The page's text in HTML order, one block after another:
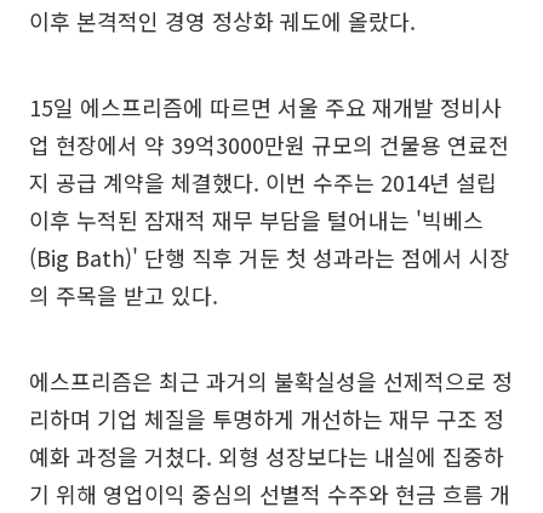
이후 본격적인 경영 정상화 궤도에 올랐다.
15일 에스프리즘에 따르면 서울 주요 재개발 정비사
업 현장에서 약 39억3000만원 규모의 건물용 연료전
지 공급 계약을 체결했다. 이번 수주는 2014년 설립
이후 누적된 잠재적 재무 부담을 털어내는 '빅베스
(Big Bath)' 단행 직후 거둔 첫 성과라는 점에서 시장
의 주목을 받고 있다.
에스프리즘은 최근 과거의 불확실성을 선제적으로 정
리하며 기업 체질을 투명하게 개선하는 재무 구조 정
예화 과정을 거쳤다. 외형 성장보다는 내실에 집중하
기 위해 영업이익 중심의 선별적 수주와 현금 흐름 개